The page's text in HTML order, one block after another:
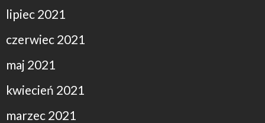
lipiec 2021
czerwiec 2021
maj 2021
kwiecień 2021
marzec 2021